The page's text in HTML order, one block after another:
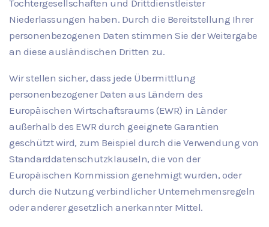
Tochtergesellschaften und Drittdienstleister
Niederlassungen haben. Durch die Bereitstellung Ihrer
personenbezogenen Daten stimmen Sie der Weitergabe
an diese ausländischen Dritten zu.
Wir stellen sicher, dass jede Übermittlung
personenbezogener Daten aus Ländern des
Europäischen Wirtschaftsraums (EWR) in Länder
außerhalb des EWR durch geeignete Garantien
geschützt wird, zum Beispiel durch die Verwendung von
Standarddatenschutzklauseln, die von der
Europäischen Kommission genehmigt wurden, oder
durch die Nutzung verbindlicher Unternehmensregeln
oder anderer gesetzlich anerkannter Mittel.